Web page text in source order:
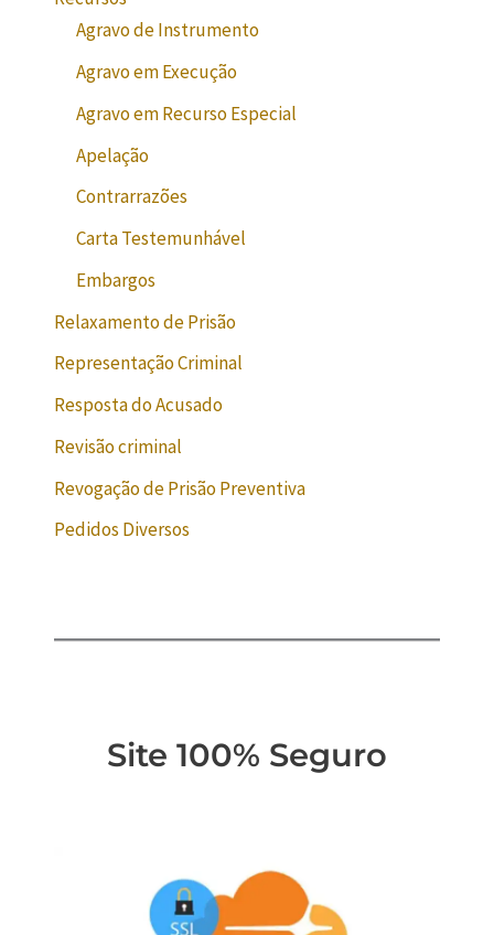
Agravo de Instrumento
Agravo em Execução
Agravo em Recurso Especial
Apelação
Contrarrazões
Carta Testemunhável
Embargos
Relaxamento de Prisão
Representação Criminal
Resposta do Acusado
Revisão criminal
Revogação de Prisão Preventiva
Pedidos Diversos
Site 100% Seguro